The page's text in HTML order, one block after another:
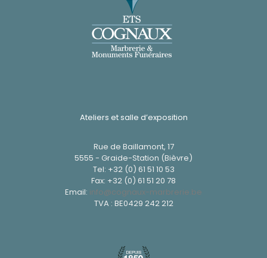
Ateliers et salle d’exposition
Rue de Baillamont, 17
5555 - Graide-Station (Bièvre)
Tel: +32 (0) 61 51 10 53
Fax: +32 (0) 61 51 20 78
Email: info@cognaux-marbrerie.be
TVA : BE0429 242 212